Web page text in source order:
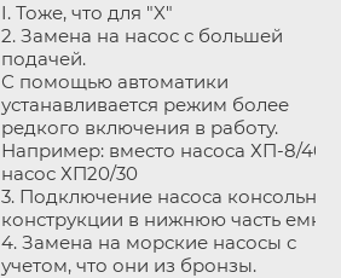
I. Тоже, что для "X"
2. Замена на насос с большей
подачей.
С помощью автоматики
устанавливается режим более
редкого включения в работу.
Например: вместо насоса ХП-8/40
насос ХП20/30
3. Подключение насоса консольной
конструкции в нижнюю часть
4. Замена на морские насосы с
учетом, что они из бронзы.